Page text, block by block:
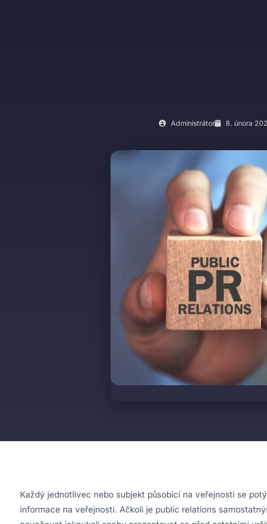
Administrátor 8. února
Každý jednotlivec nebo subjekt působící na veřejnosti se
informace na veřejnosti. Ačkoli je public relations